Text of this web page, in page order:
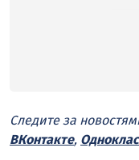
Следите за
ВКонтакте,